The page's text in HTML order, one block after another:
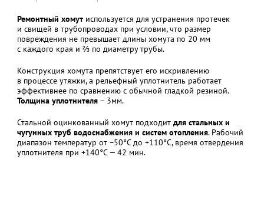
Ремонтный хомутиспользуется для устранения протечек
и свищей в трубопроводах при условии, что размер
повреждения не превышает длины хомута по 20 мм
с каждого края и ⅔ по диаметру трубы.
Конструкция хомута препятствует его искривлению
в процессе утяжки, а рельефный уплотнитель работает
эффективнее по сравнению с обычной гладкой резиной.
Толщина уплотнителя– 3мм.
Стальной оцинкованный хомут подходит для стальных и
чугунных труб водоснабжения и систем отопления. Рабочий
диапазон температур от −50°С до +110°С, время отвердения
уплотнителя при +140°С — 42 мин.